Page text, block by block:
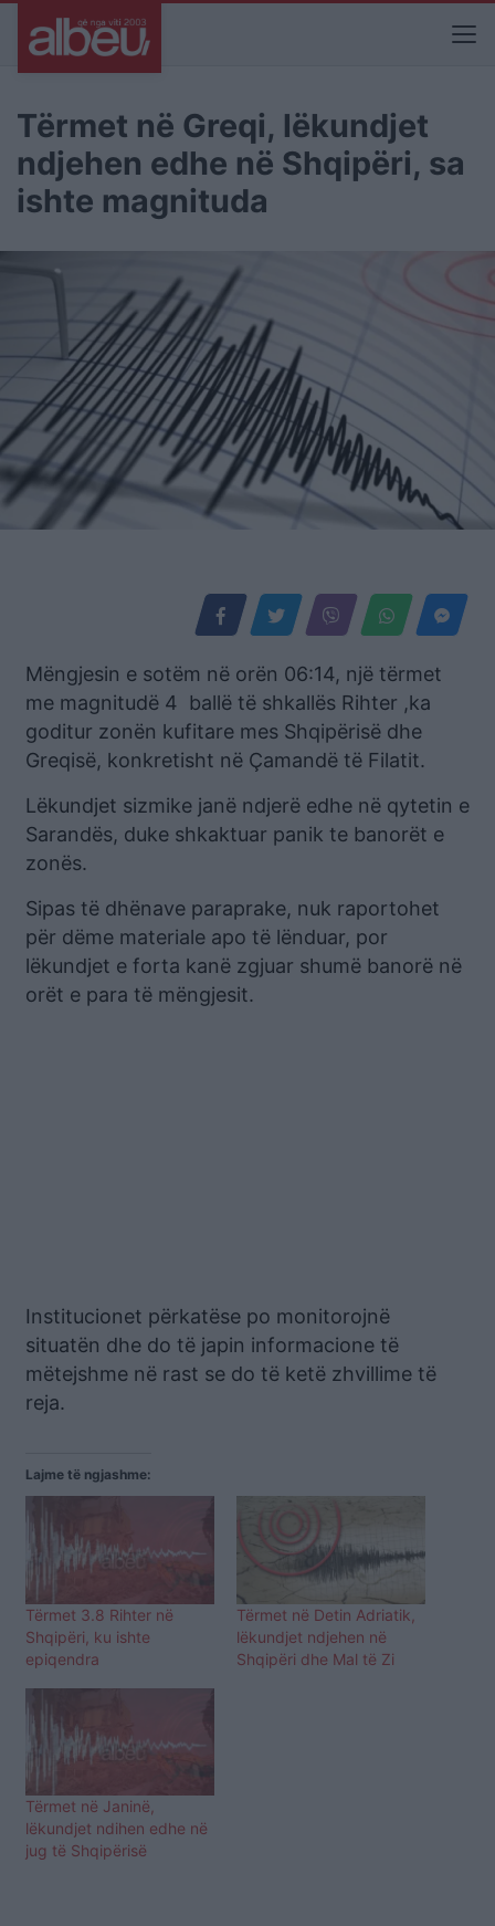
Tërmet në Greqi, lëkundjet
ndjehen edhe në Shqipëri, sa
ishte magnituda
Mëngjesin e sotëm në orën 06:14, një tërmet
me magnitudë 4 ballë të shkallës Rihter ,ka
goditur zonën kufitare mes Shqipërisë dhe
Greqisë, konkretisht në Çamandë të Filatit.
Lëkundjet sizmike janë ndjerë edhe në qytetin e
Sarandës, duke shkaktuar panik te banorët e
zonës.
Sipas të dhënave paraprake, nuk raportohet
për dëme materiale apo të lënduar, por
lëkundjet e forta kanë zgjuar shumë banorë në
orët e para të mëngjesit.
Institucionet përkatëse po monitorojnë
situatën dhe do të japin informacione të
mëtejshme në rast se do të ketë zhvillime të
reja.
Lajme të ngjashme:
Tërmet 3.8 Rihter në
Shqipëri, ku ishte
epiqendra
Tërmet në Detin Adriatik,
lëkundjet ndjehen në
Shqipëri dhe Mal të Zi
Tërmet në Janinë,
lëkundjet ndihen edhe në
jug të Shqipërisë